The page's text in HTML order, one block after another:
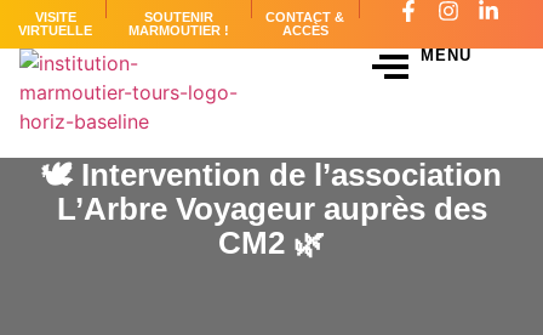
VISITE
VIRTUELLE
SOUTENIR
MARMOUTIER !
CONTACT &
ACCÈS
MENU
🕊️ Intervention de l’association
L’Arbre Voyageur auprès des
CM2 🌿